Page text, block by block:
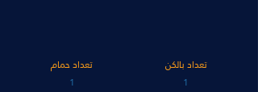
تعداد حمام
1
تعداد بالکن
1